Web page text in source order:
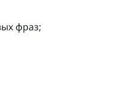
фраз;